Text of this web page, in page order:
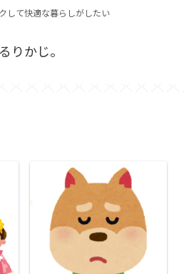
して快適な暮らしがしたい
りかじ。